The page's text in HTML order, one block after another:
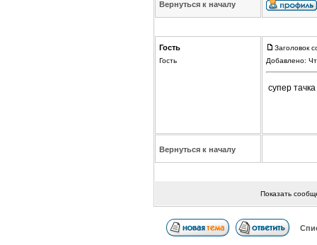
Вернуться к началу
Гость
Гость
Заголовок
Добавлено:
супер
Вернуться к началу
Показать